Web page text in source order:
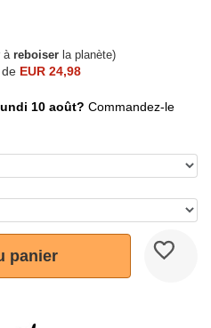
à reboiser la planète)
de EUR 24,98
10 août? Commandez-le
panier